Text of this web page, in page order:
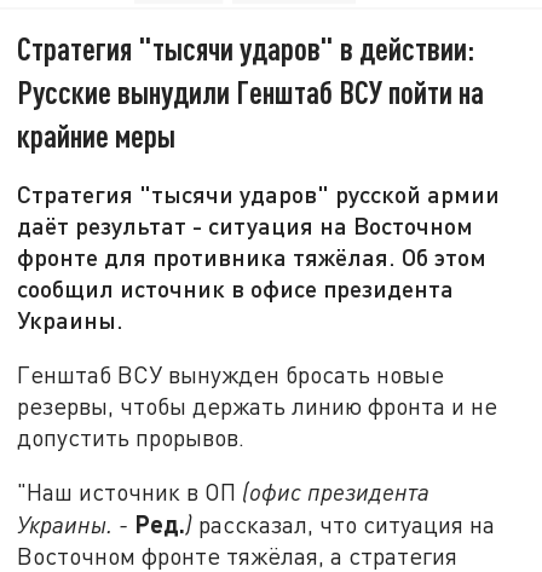
Стратегия "тысячи ударов" в действии:
Русские вынудили Генштаб ВСУ пойти на
крайние меры
Стратегия "тысячи ударов" русской армии
даёт результат - ситуация на Восточном
фронте для противника тяжёлая. Об этом
сообщил источник в офисе президента
Украины.
Генштаб ВСУ вынужден бросать новые
резервы, чтобы держать линию фронта и не
допустить прорывов.
"Наш источник в ОП (офис президента
Украины. - Ред.) рассказал, что ситуация на
Восточном фронте тяжёлая, а стратегия